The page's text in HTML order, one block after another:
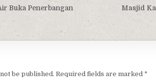
Masjid
Buka Penerbangan
be published. Required fields are marked *